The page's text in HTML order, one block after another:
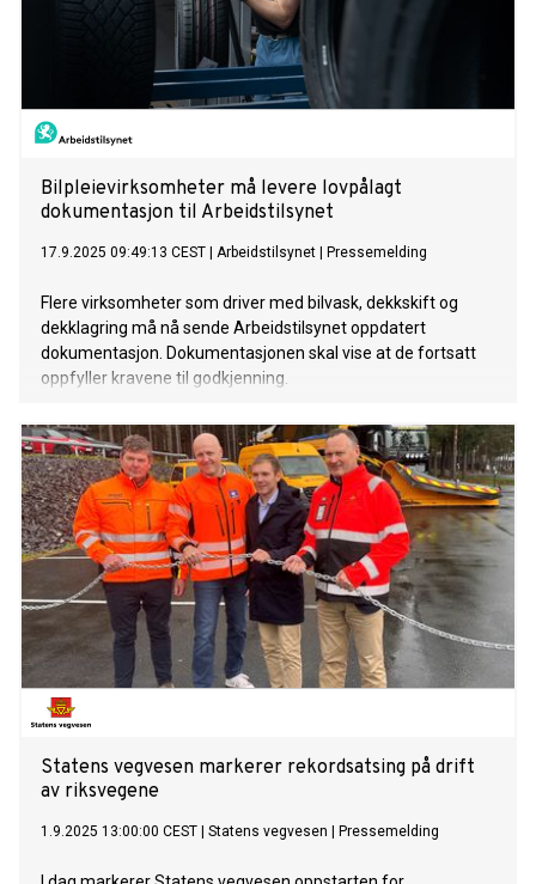
Bilpleievirksomheter må levere lovpålagt
dokumentasjon til Arbeidstilsynet
17.9.2025 09:49:13 CEST Arbeidstilsynet Pressemelding
Flere virksomheter som driver med bilvask, dekkskift og
dekklagring må nå sende Arbeidstilsynet oppdatert
dokumentasjon. Dokumentasjonen skal vise at de fortsatt
oppfyller kravene til godkjenning.
Statens vegvesen markerer rekordsatsing på drift
av riksvegene
1.9.2025 13:00:00 CEST Statens vegvesen Pressemelding